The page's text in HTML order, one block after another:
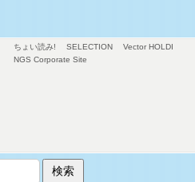
ちょい読み! SELECTION
Vector HOLDI
NGS Corporate Site